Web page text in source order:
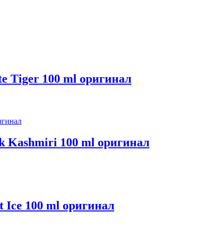
Tiger 100 ml оригинал
Kashmiri 100 ml оригинал
100 ml оригинал